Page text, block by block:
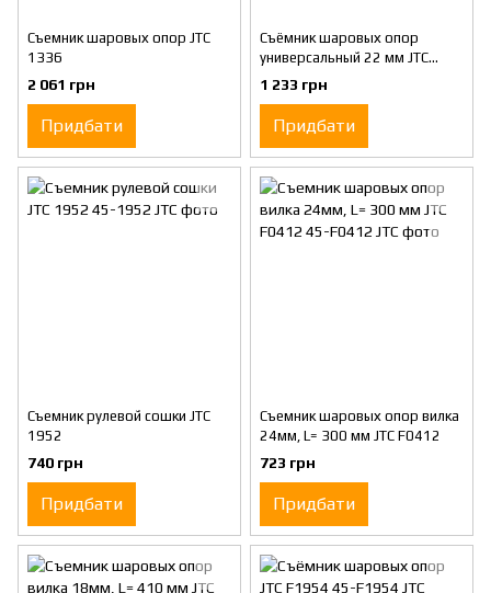
Съемник шаровых опор JTC
1336
2 061 грн
Придбати
Съёмник шаровых опор
универсальный 22 мм JTC
1727
1 233 грн
Придбати
Съемник рулевой сошки JTC
1952
740 грн
Придбати
Съемник шаровых опор вилка
24мм, L= 300 мм JTC F0412
723 грн
Придбати